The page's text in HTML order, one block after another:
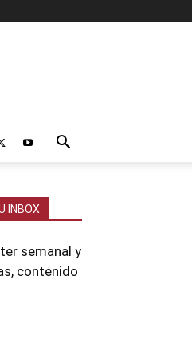
INBOX
semanal y
contenido